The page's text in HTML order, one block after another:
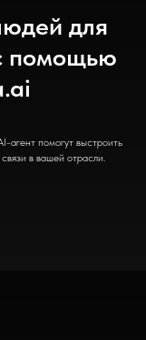
для
помощью
агент помогут выстроить
в вашей отрасли.